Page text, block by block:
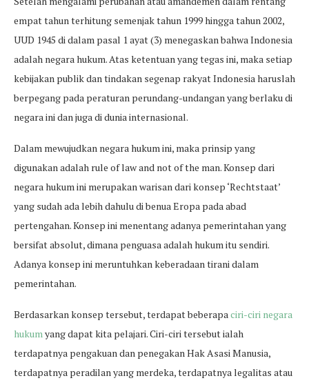
empat tahun terhitung semenjak tahun 1999 hingga tahun 2002,
UUD 1945 di dalam pasal 1 ayat (3) menegaskan bahwa Indonesia
adalah negara hukum. Atas ketentuan yang tegas ini, maka setiap
kebijakan publik dan tindakan segenap rakyat Indonesia haruslah
berpegang pada peraturan perundang-undangan yang berlaku di
negara ini dan juga di dunia internasional.
Dalam mewujudkan negara hukum ini, maka prinsip yang
digunakan adalah rule of law and not of the man. Konsep dari
negara hukum ini merupakan warisan dari konsep ‘Rechtstaat’
yang sudah ada lebih dahulu di benua Eropa pada abad
pertengahan. Konsep ini menentang adanya pemerintahan yang
bersifat absolut, dimana penguasa adalah hukum itu sendiri.
Adanya konsep ini meruntuhkan keberadaan tirani dalam
pemerintahan.
Berdasarkan konsep tersebut, terdapat beberapaciri-ciri negara
hukumyang dapat kita pelajari. Ciri-ciri tersebut ialah
terdapatnya pengakuan dan penegakan Hak Asasi Manusia,
terdapatnya peradilan yang merdeka, terdapatnya legalitas atau